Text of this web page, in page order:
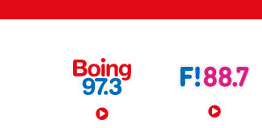
Menú Principal